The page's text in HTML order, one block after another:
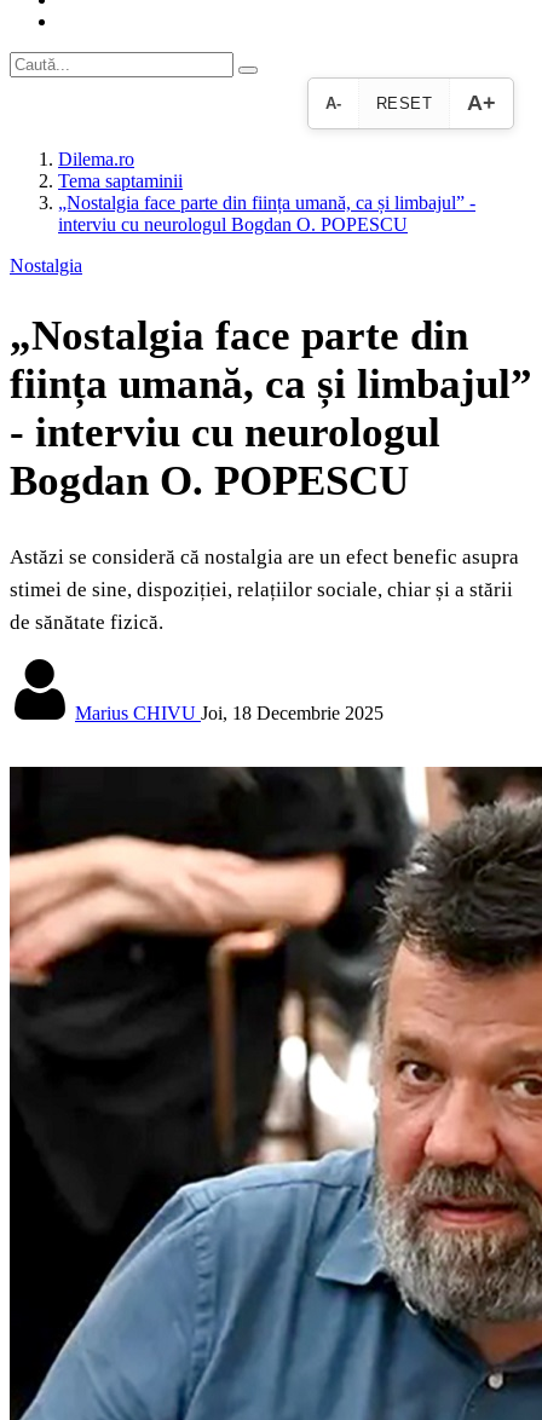
A- RESET A+
Dilema.ro
Tema saptaminii
„Nostalgia face parte din ființa umană, ca și limbajul” -
interviu cu neurologul Bogdan O. POPESCU
Nostalgia
„Nostalgia face parte din
ființa umană, ca și limbajul”
- interviu cu neurologul
Bogdan O. POPESCU
Astăzi se consideră că nostalgia are un efect benefic asupra
stimei de sine, dispoziției, relațiilor sociale, chiar și a stării
de sănătate fizică.
Marius CHIVU Joi, 18 Decembrie 2025